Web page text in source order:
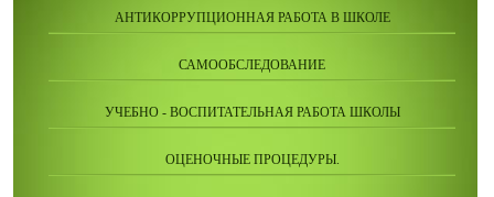
АНТИКОРРУПЦИОННАЯ РАБОТА В ШКОЛЕ
САМООБСЛЕДОВАНИЕ
УЧЕБНО - ВОСПИТАТЕЛЬНАЯ РАБОТА ШКОЛЫ
ОЦЕНОЧНЫЕ ПРОЦЕДУРЫ.